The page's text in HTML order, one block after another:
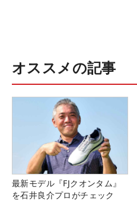
オススメの記事
最新モデル『FJクオンタム』
を石井良介プロがチェック